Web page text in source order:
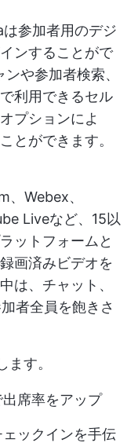
参加者用のデジ
ンすることがで
や参加者検索、
利用できるセル
プションによ
とができます。
Webex、
Liveなど、15以
ットフォームと
画済みビデオを
は、チャット、
者全員を飽きさ
ます。
席率をアップ
ックインを手伝